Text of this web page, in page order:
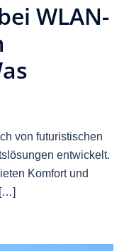
WLAN-
von futuristischen
entwickelt.
Komfort und